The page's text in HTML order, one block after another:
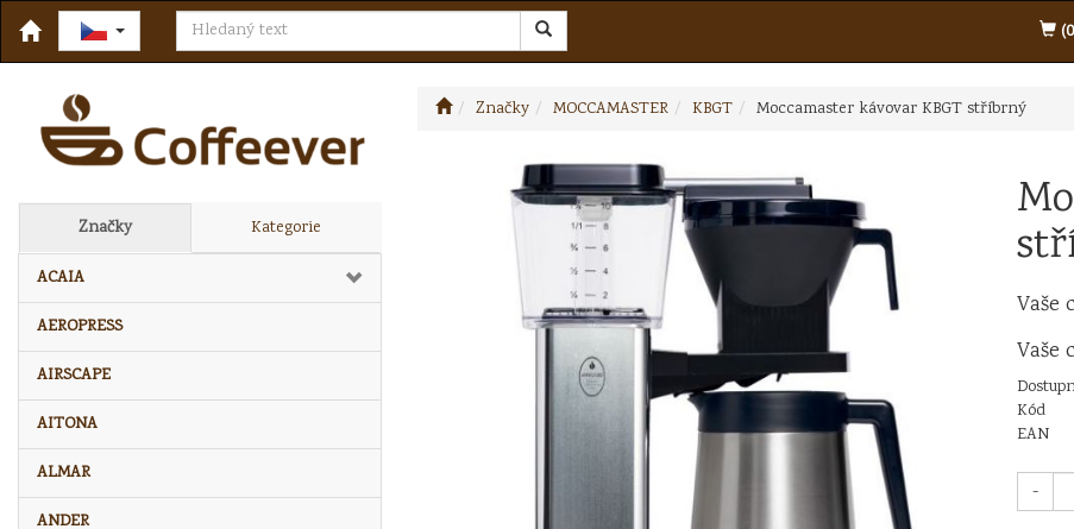
Značky Kategorie
ACAIA
AEROPRESS
AIRSCAPE
AITONA
ALMAR
ANDER
Značky MOCCAMASTER KBGT Moccamaster kávovar KBGT stříbrný
Vaše
Vaše
Kód
EAN
-